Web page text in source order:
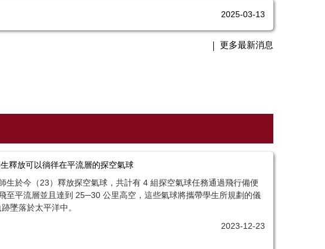
2025-03-13
更多最新消息
釋放可以徜徉在平流層的探空氣球
於今（23）釋放探空氣球，共計有 4 組探空氣球任務通過飛行備便
至平流層並且達到 25─30 公里高空，這些氣球將攜帶學生所規劃的儀
墜落於太平洋中。
2023-12-23